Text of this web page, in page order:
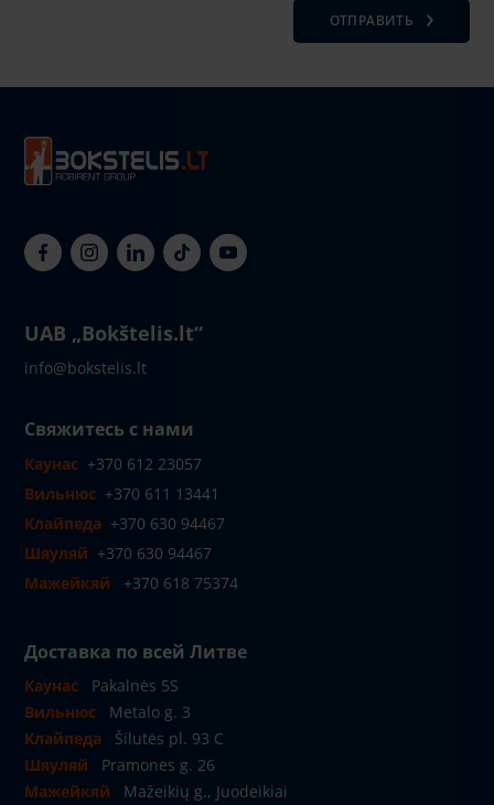
ОТПРАВИТЬ
UAB „Bokštelis.lt“
info@bokstelis.lt
Свяжитесь с нами
Каунас +370 612 23057
Вильнюс +370 611 13441
Клайпеда +370 630 94467
Шяуляй +370 630 94467
Мажейкяй
+370 618 75374
Доставка по всей Литве
Каунас
Pakalnės 5S
Вильнюс
Metalo g. 3
Клайпеда
Šilutės pl. 93 C
Шяуляй
Pramones g. 26
Мажейкяй
Mažeikių g., Juodeikiai